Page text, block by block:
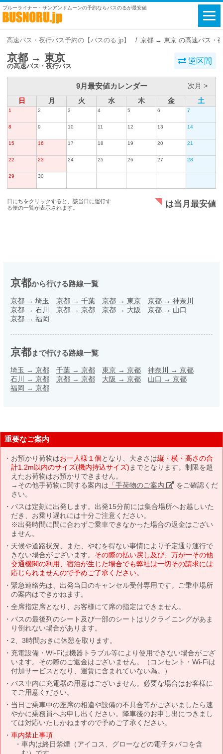
ブルーライナー・サンアンドムーンの予約ならバスのるが最安値
高速バス・夜行バス予約の【バスのる.jp】 京都 → 東京 の高速バス・
京都 → 東京
の高速バス・夜行バス
逆区間
9月最安値カレンダー
次月 >
日
月 火 水 木 金 土
1 2 3 4 5 6 7
8 9 10 11 12 13 14
15 16 17 18 19 20 21
22 23 24 25 26 27 28
29 30
日にちをクリックすると、該当日に運行す
る便の一覧が表示されます。
は当月最安値
京都から行ける路線一覧
京都 → 埼玉 京都 → 千葉 京都 → 東京 京都 → 神奈川
京都 → 石川 京都 → 京都 京都 → 大阪 京都 → 山口
京都 → 福岡
京都まで行ける路線一覧
埼玉 → 京都 千葉 → 京都 東京 → 京都 神奈川 → 京都
石川 → 京都 京都 → 京都 大阪 → 京都 山口 → 京都
福岡 → 京都
重要なご案内
お預かり荷物はお一人様１個となり、大きさは縦・横・高さの合
計1.2m以内のサイズ(機内持込サイズ) までとなります。制限を超
えたお荷物はお預かりできません。
→その他手荷物に関する案内は 「手荷物のご案内」 をご確認くだ
さい。
バスは定刻に出発します。出発15分前には集合場所へお越しいた
だき、お乗り遅れには十分ご注意ください。
※出発時間に間に合わずご乗車できなかった場合の返金はござい
ません。
天候や道路状況、また、やむを得ない事情により予定通り運行で
きない場合がございます。 その際の払い戻し及び、万が一その他
交通機関の利用、宿泊が生じた場合でも弊社は一切その請求には
応じられませんので予めご了承ください。
緊急連絡先は、出発当日のキャンセル受付専用です。ご乗車場所
の案内はできかねます。
全席指定席となり、お客様にて席の指定はできません。
バスの最後列のシート及び一部のシートはリクライニングがあま
り倒れない場合があります。
2、3時間おきに休憩を取ります。
充電設備・Wi-Fiは機器トラブル等により使用できない場合がござ
います。その際のご返金はございません。（コンセント・Wi-Fiは
付加サービスとなり、運賃に含まれていない為。）
バス車内に充電器の用意はございません。必要な場合はお客様に
てご用意ください。
当日ご乗車中の座席の相違や設備の不具合等がございましたら速
やかに乗務員へお申し出ください。降車後のお申し出につきまし
ては対応いたしかねますので予めご了承ください。
車内禁止事項
車内は終日禁煙（アイコス、グローなどの電子タバコを含